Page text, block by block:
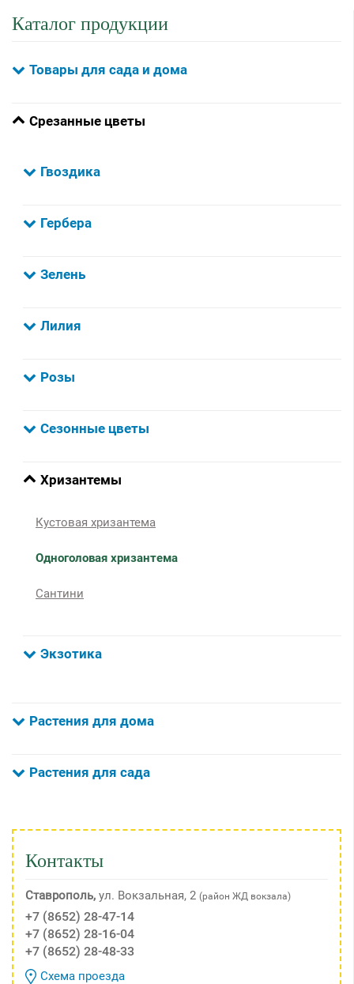
Каталог продукции
Товары для сада и дома
Срезанные цветы
Гвоздика
Гербера
Зелень
Лилия
Розы
Сезонные цветы
Хризантемы
Кустовая хризантема
Одноголовая хризантема
Сантини
Экзотика
Растения для дома
Растения для сада
Контакты
Ставрополь, ул. Вокзальная, 2 (район ЖД вокзала)
+7 (8652) 28-47-14
+7 (8652) 28-16-04
+7 (8652) 28-48-33
Схема проезда